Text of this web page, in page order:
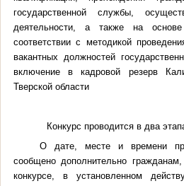
государственной службы,
деятельности, а также на
соответствии с методикой
вакантных должностей
включение в кадровой резерв
Тверской области
Конкурс проводится в два
О дате, месте и времени
сообщено дополнительно
конкурсе, в установленном